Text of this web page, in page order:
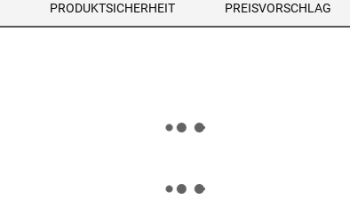
PRODUKTSICHERHEIT PREISVORSCHLAG